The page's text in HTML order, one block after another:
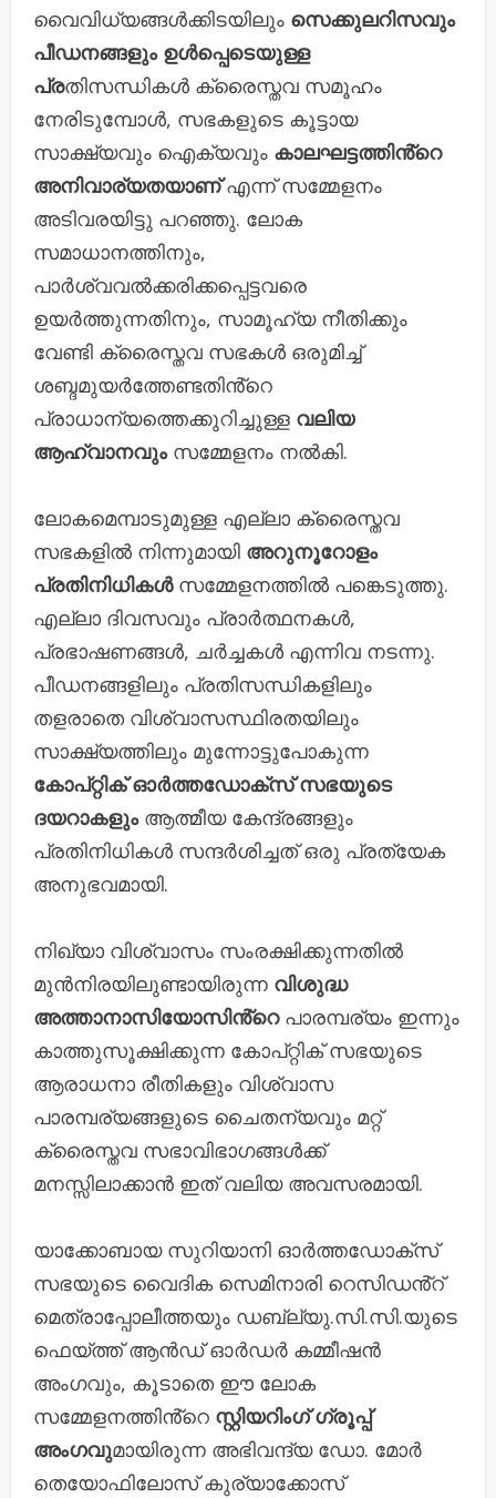
വൈവിധ്യങ്ങൾക്കിടയിലും സെക്കുലറിസവും
പീഡനങ്ങളും ഉൾപ്പെടെയുള്ള
പ്രതിസന്ധികൾ ക്രൈസ്തവ സമൂഹം
നേരിടുമ്പോൾ, സഭകളുടെ കൂട്ടായ
സാക്ഷ്യവും ഐക്യവും കാലഘട്ടത്തിൻ്റെ
അനിവാര്യതയാണ്എന്ന് സമ്മേളനം
അടിവരയിട്ടു പറഞ്ഞു. ലോക
സമാധാനത്തിനും,
പാർശ്വവൽക്കരിക്കപ്പെട്ടവരെ
ഉയർത്തുന്നതിനും, സാമൂഹ്യ നീതിക്കും
വേണ്ടി ക്രൈസ്തവ സഭകൾ ഒരുമിച്ച്
ശബ്ദമുയർത്തേണ്ടതിൻ്റെ
പ്രാധാന്യത്തെക്കുറിച്ചുള്ള വലിയ
ആഹ്വാനവുംസമ്മേളനം നൽകി.
ലോകമെമ്പാടുമുള്ള എല്ലാ ക്രൈസ്തവ
സഭകളിൽ നിന്നുമായി അറുനൂറോളം
പ്രതിനിധികൾസമ്മേളനത്തിൽ പങ്കെടുത്തു.
എല്ലാ ദിവസവും പ്രാർത്ഥനകൾ,
പ്രഭാഷണങ്ങൾ, ചർച്ചകൾ എന്നിവ നടന്നു.
പീഡനങ്ങളിലും പ്രതിസന്ധികളിലും
തളരാതെ വിശ്വാസസ്ഥിരതയിലും
സാക്ഷ്യത്തിലും മുന്നോട്ടുപോകുന്ന
കോപ്റ്റിക് ഓർത്തഡോക്സ് സഭയുടെ
ദയറാകളുംആത്മീയ കേന്ദ്രങ്ങളും
പ്രതിനിധികൾ സന്ദർശിച്ചത് ഒരു പ്രത്യേക
അനുഭവമായി.
​നിഖ്യാ വിശ്വാസം സംരക്ഷിക്കുന്നതിൽ
മുൻനിരയിലുണ്ടായിരുന്ന വിശുദ്ധ
അത്താനാസിയോസിൻ്റെപാരമ്പര്യം ഇന്നും
കാത്തുസൂക്ഷിക്കുന്ന കോപ്റ്റിക് സഭയുടെ
ആരാധനാ രീതികളും വിശ്വാസ
പാരമ്പര്യങ്ങളുടെ ചൈതന്യവും മറ്റ്
ക്രൈസ്തവ സഭാവിഭാഗങ്ങൾക്ക്
മനസ്സിലാക്കാൻ ഇത് വലിയ അവസരമായി.
യാക്കോബായ സുറിയാനി ഓർത്തഡോക്സ്
സഭയുടെ വൈദിക സെമിനാരി റെസിഡൻ്റ്
മെത്രാപ്പോലീത്തയും ഡബ്ല്യു.സി.സി.യുടെ
ഫെയ്ത്ത് ആൻഡ് ഓർഡർ കമ്മീഷൻ
അംഗവും, കൂടാതെ ഈ ലോക
സമ്മേളനത്തിൻ്റെ സ്റ്റിയറിംഗ് ഗ്രൂപ്പ്
അംഗവുമായിരുന്ന അഭിവന്ദ്യ ഡോ. മോർ
തെയോഫിലോസ് കുര്യാക്കോസ്